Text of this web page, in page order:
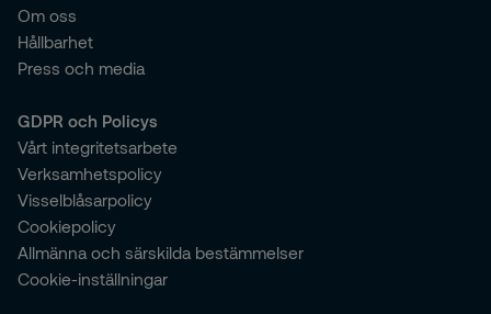
Om oss
Hållbarhet
Press och media
GDPR och Policys
Vårt integritetsarbete
Verksamhetspolicy
Visselblåsarpolicy
Cookiepolicy
Allmänna och särskilda bestämmelser
Cookie-inställningar